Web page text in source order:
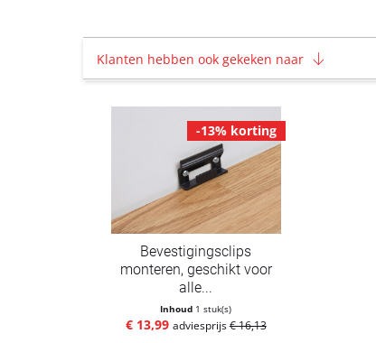
Klanten hebben ook gekeken naar
-13% korting
Bevestigingsclips
monteren, geschikt voor
alle...
Inhoud 1 stuk(s)
€ 13,99 adviesprijs€ 16,13